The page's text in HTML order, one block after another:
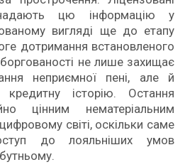
цю інформацію у
вигляді ще до етапу
дотримання встановленого
не лише захищає
неприємної пені, але й
історію. Остання
цінним нематеріальним
світі, оскільки саме
до лояльніших умов